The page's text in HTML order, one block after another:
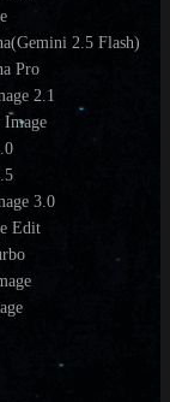
2.5 Flash)
Pro
2.1
3.0
Edit